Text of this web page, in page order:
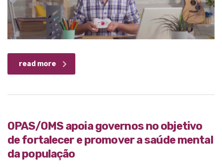
read more
OPAS/OMS apoia governos no objetivo
de fortalecer e promover a saúde mental
da população